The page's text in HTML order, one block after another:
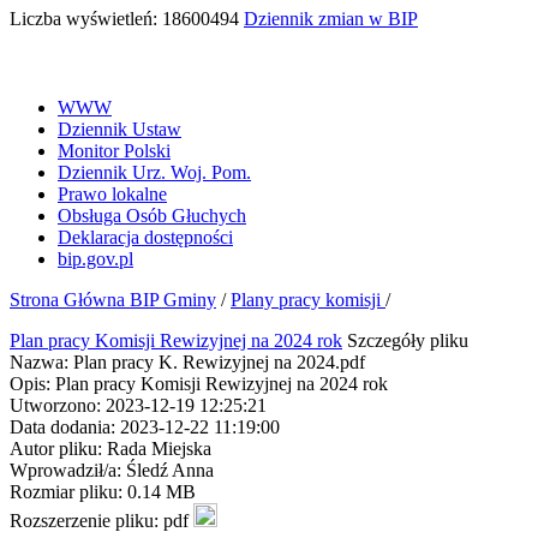
Liczba wyświetleń: 18600494 Dziennik zmian w BIP
WWW
Dziennik Ustaw
Monitor Polski
Dziennik Urz. Woj. Pom.
Prawo lokalne
Obsługa Osób Głuchych
Deklaracja dostępności
bip.gov.pl
Strona Główna BIP Gminy /Plany pracy komisji /
Plan pracy Komisji Rewizyjnej na 2024 rok Szczegóły pliku
Nazwa: Plan pracy K. Rewizyjnej na 2024.pdf
Opis: Plan pracy Komisji Rewizyjnej na 2024 rok
Utworzono: 2023-12-19 12:25:21
Data dodania: 2023-12-22 11:19:00
Autor pliku: Rada Miejska
Wprowadził/a: Śledź Anna
Rozmiar pliku: 0.14 MB
Rozszerzenie pliku: pdf